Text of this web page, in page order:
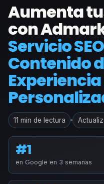
Aumenta
con
Servicio
Contenido
Experiencia
11 min de lectura
#1
en Google en 3 semanas